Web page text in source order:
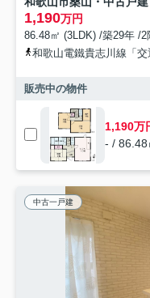
1,190万円
86.48㎡ (3LDK) /築29年 /2
和歌山電鐵貴志川線「
販売中の物件
1,190万
- / 86.48
中古一戸建